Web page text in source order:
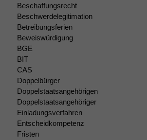
Beschaffungsrecht
Beschwerdelegitimation
Betreibungsferien
Beweiswürdigung
BGE
BIT
CAS
Doppelbürger
Doppelstaatsangehörigen
Doppelstaatsangehöriger
Einladungsverfahren
Entscheidkompetenz
Fristen